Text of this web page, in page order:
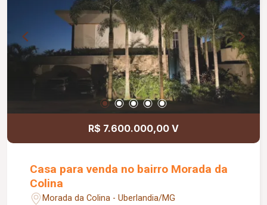
R$ 7.600.000,00 V
Casa para venda no bairro Morada da
Colina
Morada da Colina - Uberlandia/MG